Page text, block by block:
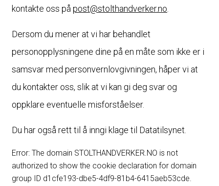
kontakte oss påpost@stolthandverker.no.
Dersom du mener at vi har behandlet
personopplysningene dine på en måte som ikke er i
samsvar med personvernlovgivningen, håper vi at
du kontakter oss, slik at vi kan gi deg svar og
oppklare eventuelle misforståelser.
Du har også rett til å inngi klage til Datatilsynet.
Error: The domain STOLTHANDVERKER.NO is not
authorized to show the cookie declaration for domain
group ID d1cfe193-dbe5-4df9-81b4-6415aeb53cde.